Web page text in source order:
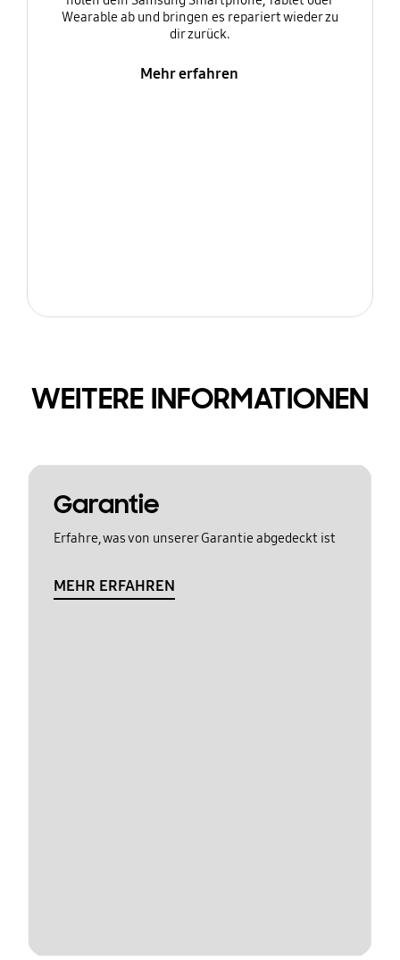
Wearable ab und bringen es repariert wieder zu
dir zurück.
Mehr erfahren
WEITERE INFORMATIONEN
Garantie
Erfahre, was von unserer Garantie abgedeckt ist
MEHR ERFAHREN